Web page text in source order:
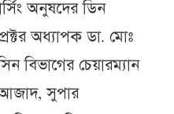
অনুষদের ডিন
অধ্যাপক ডা. মোঃ
বিভাগের চেয়ারম্যান
সুপার